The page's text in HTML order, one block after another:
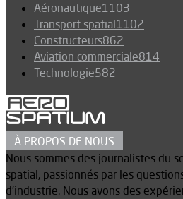
Aéronautique1103
Transport spatial1102
Constructeurs862
Aviation commerciale814
Technologie582
À PROPOS DE NOUS
Nous sommes des journalistes du
spatial, passionnés par les
d’industrie. Nous avons des